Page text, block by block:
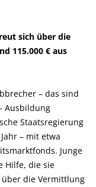
sich über die
115.000 € aus
– das sind
Ausbildung
Staatsregierung
– mit etwa
Junge
Hilfe, die sie
die Vermittlung